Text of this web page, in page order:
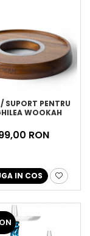
SUPORT PENTRU
WOOKAH
RON
IN COS